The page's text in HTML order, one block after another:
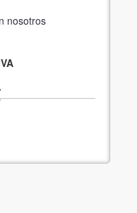
nosotros